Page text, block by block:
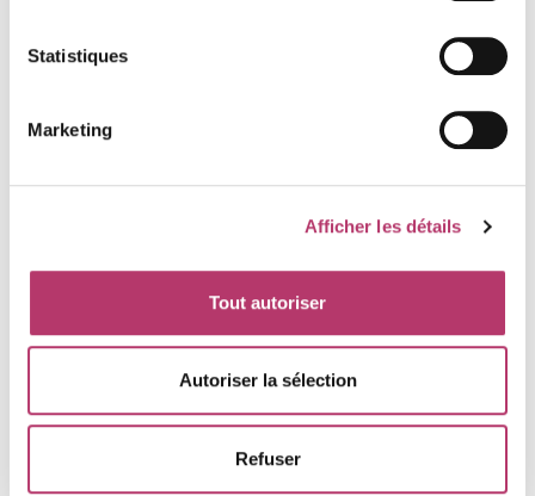
Statistiques
Marketing
Afficher les détails
Tout autoriser
Autoriser la sélection
Refuser
Catégorie : CLASSIQUE
Numéro d'enregistrement
Où se situe le logement
+